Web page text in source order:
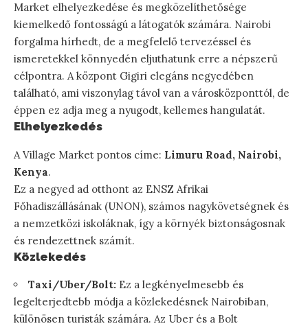
Market elhelyezkedése és megközelíthetősége
kiemelkedő fontosságú a látogatók számára. Nairobi
forgalma hírhedt, de a megfelelő tervezéssel és
ismeretekkel könnyedén eljuthatunk erre a népszerű
célpontra. A központ Gigiri elegáns negyedében
található, ami viszonylag távol van a városközponttól, de
éppen ez adja meg a nyugodt, kellemes hangulatát.
Elhelyezkedés
A Village Market pontos címe: Limuru Road, Nairobi,
Kenya.
Ez a negyed ad otthont az ENSZ Afrikai
Főhadiszállásának (UNON), számos nagykövetségnek és
a nemzetközi iskoláknak, így a környék biztonságosnak
és rendezettnek számít.
Közlekedés
Taxi/Uber/Bolt: Ez a legkényelmesebb és
legelterjedtebb módja a közlekedésnek Nairobiban,
különösen turisták számára. Az Uber és a Bolt